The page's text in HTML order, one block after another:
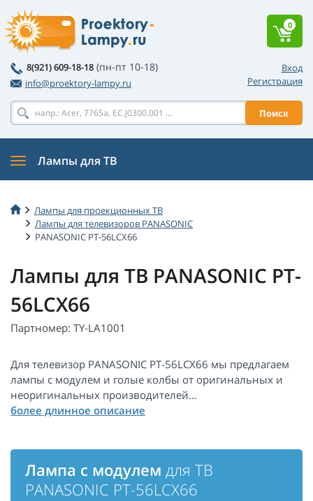
Вход
Регистрация
8(921) 609-18-18 (пн-пт 10-18)
info@proektory-lampy.ru
Поиск
0
Лампы для ТВ
Лампы для проекционных ТВ
Лампы для телевизоров PANASONIC
PANASONIC PT-56LCX66
Лампы для ТВ PANASONIC PT-
56LCX66
Партномер: TY-LA1001
Для телевизор PANASONIC PT-56LCX66 мы предлагаем
лампы с модулем и голые колбы от оригинальных и
неоригинальных производителей...
Лампа с модулем для ТВ
PANASONIC PT-56LCX66